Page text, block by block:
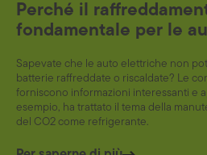
Perché il
fondamentale per le
Sapevate che le auto elettriche non
batterie raffreddate o riscaldate? Le
forniscono informazioni interessanti e
esempio, ha trattato il tema della
del CO2 come refrigerante.